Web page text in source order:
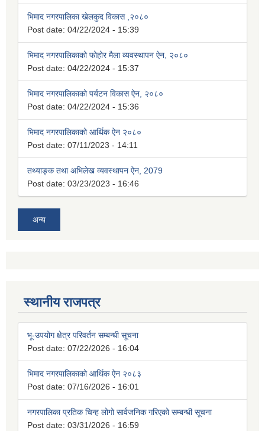
भिमाद नगरपालिका खेलकुद विकास ,२०८०
Post date: 04/22/2024 - 15:39
भिमाद नगरपालिकाको फोहोर मैला व्यवस्थापन ऐन, २०८०
Post date: 04/22/2024 - 15:37
भिमाद नगरपालिकाको पर्यटन विकास ऐन, २०८०
Post date: 04/22/2024 - 15:36
भिमाद नगरपालिकाको आर्थिक ऐन २०८०
Post date: 07/11/2023 - 14:11
तथ्याङ्क तथा अभिलेख व्यवस्थापन ऐन, 2079
Post date: 03/23/2023 - 16:46
अन्य
स्थानीय राजपत्र
भू-उपयोग क्षेत्र परिवर्तन सम्बन्धी सूचना
Post date: 07/22/2026 - 16:04
भिमाद नगरपालिकाको आर्थिक ऐन २०८३
Post date: 07/16/2026 - 16:01
नगरपालिका प्रतिक चिन्ह लोगो सार्वजनिक गरिएको सम्बन्धी सूचना
Post date: 03/31/2026 - 16:59